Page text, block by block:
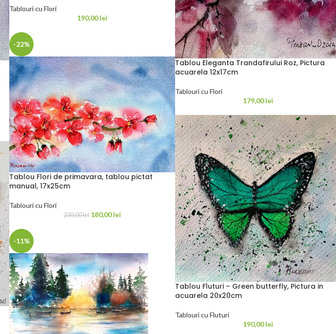
Tablouri cu Flori
190,00lei
Tablou Eleganta Trandafirului Roz, Pictura
acuarela 12x17cm
Tablouri cu Flori
179,00lei
-22%
Tablou Flori de primavara, tablou pictat
manual, 17x25cm
Tablouri cu Flori
230,00lei 180,00lei
Tablou Fluturi – Green butterfly, Pictura in
acuarela 20x20cm
Tablouri cu Fluturi
190,00lei
-11%